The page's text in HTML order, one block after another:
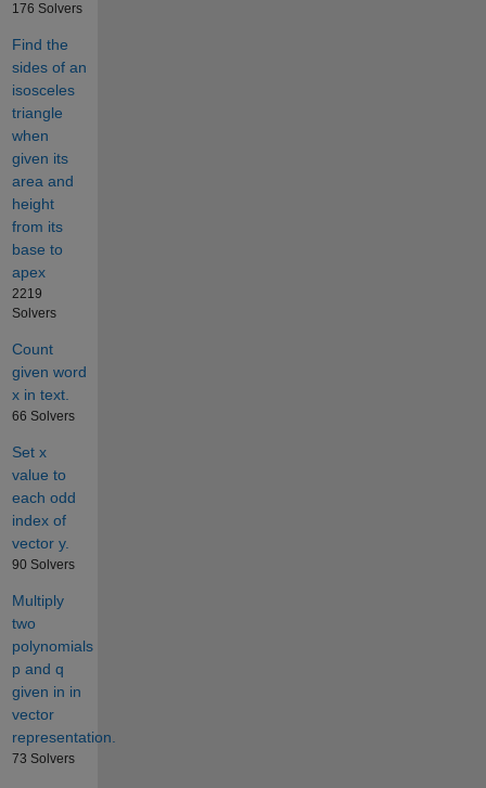
176 Solvers
Find the
sides of an
isosceles
triangle
when
given its
area and
height
from its
base to
apex
2219
Solvers
Count
given word
x in text.
66 Solvers
Set x
value to
each odd
index of
vector y.
90 Solvers
Multiply
two
polynomials
p and q
given in in
vector
representation.
73 Solvers